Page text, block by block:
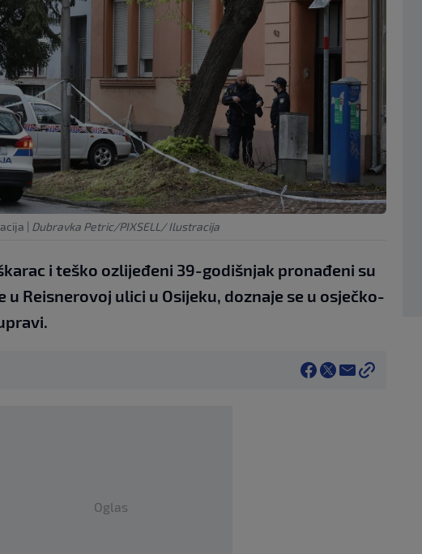
| Dubravka Petric/PIXSELL/ Ilustracija
i teško ozlijeđeni 39-godišnjak pronađeni su
Reisnerovoj ulici u Osijeku, doznaje se u osječko-
Oglas